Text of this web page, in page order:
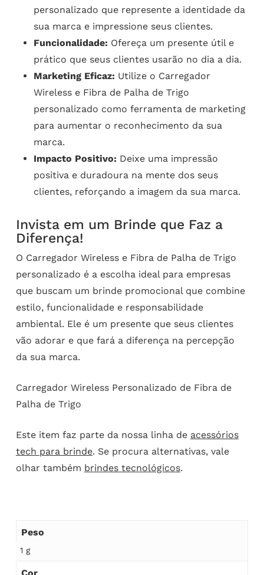
personalizado que represente a identidade da
sua marca e impressione seus clientes.
Funcionalidade: Ofereça um presente útil e
prático que seus clientes usarão no dia a dia.
Marketing Eficaz: Utilize o Carregador
Wireless e Fibra de Palha de Trigo
personalizado como ferramenta de marketing
para aumentar o reconhecimento da sua
marca.
Impacto Positivo: Deixe uma impressão
positiva e duradoura na mente dos seus
clientes, reforçando a imagem da sua marca.
Invista em um Brinde que Faz a
Diferença!
O Carregador Wireless e Fibra de Palha de Trigo
personalizado é a escolha ideal para empresas
que buscam um brinde promocional que combine
estilo, funcionalidade e responsabilidade
ambiental. Ele é um presente que seus clientes
vão adorar e que fará a diferença na percepção
da sua marca.
Carregador Wireless Personalizado de Fibra de
Palha de Trigo
Este item faz parte da nossa linha de acessórios
tech para brinde. Se procura alternativas, vale
olhar também brindes tecnológicos.
Peso
1 g